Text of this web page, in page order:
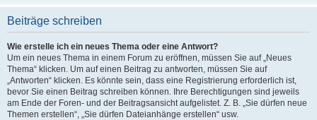
Beiträge schreiben
Wie erstelle ich ein neues Thema oder eine Antwort?
Um ein neues Thema in einem Forum zu eröffnen, müssen Sie auf „Neues
Thema“ klicken. Um auf einen Beitrag zu antworten, müssen Sie auf
„Antworten“ klicken. Es könnte sein, dass eine Registrierung erforderlich ist,
bevor Sie einen Beitrag schreiben können. Ihre Berechtigungen sind jeweils
am Ende der Foren- und der Beitragsansicht aufgelistet. Z. B. „Sie dürfen neue
Themen erstellen“, „Sie dürfen Dateianhänge erstellen“ usw.